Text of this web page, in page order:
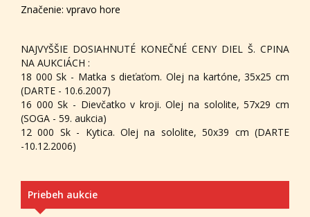
Značenie: vpravo hore
NAJVYŠŠIE DOSIAHNUTÉ KONEČNÉ CENY DIEL Š. CPINA
NA AUKCIÁCH :
18 000 Sk - Matka s dieťaťom. Olej na kartóne, 35x25 cm
(DARTE - 10.6.2007)
16 000 Sk - Dievčatko v kroji. Olej na sololite, 57x29 cm
(SOGA - 59. aukcia)
12 000 Sk - Kytica. Olej na sololite, 50x39 cm (DARTE
-10.12.2006)
Priebeh aukcie